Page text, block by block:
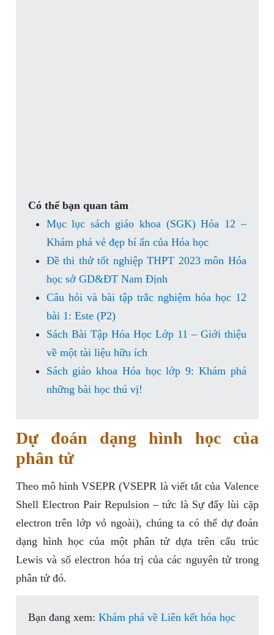
Có thể bạn quan tâm
Mục lục sách giáo khoa (SGK) Hóa 12 –
Khám phá vẻ đẹp bí ẩn của Hóa học
Đề thi thử tốt nghiệp THPT 2023 môn Hóa
học sở GD&ĐT Nam Định
Câu hỏi và bài tập trắc nghiệm hóa học 12
bài 1: Este (P2)
Sách Bài Tập Hóa Học Lớp 11 – Giới thiệu
về một tài liệu hữu ích
Sách giáo khoa Hóa học lớp 9: Khám phá
những bài học thú vị!
Dự đoán dạng hình học của
phân tử
Theo mô hình VSEPR (VSEPR là viết tắt của Valence
Shell Electron Pair Repulsion – tức là Sự đẩy lùi cặp
electron trên lớp vỏ ngoài), chúng ta có thể dự đoán
dạng hình học của một phân tử dựa trên cấu trúc
Lewis và số electron hóa trị của các nguyên tử trong
phân tử đó.
Bạn đang xem: Khám phá về Liên kết hóa học